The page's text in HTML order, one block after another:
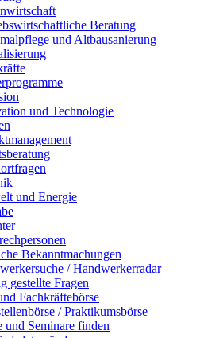
Beratung
und Altbausanierung
und Technologie
und Energie
Bekanntmachungen
/ Handwerkerradar
gestellte Fragen
Fachkräftebörse
/ Praktikumsbörse
und Seminare finden